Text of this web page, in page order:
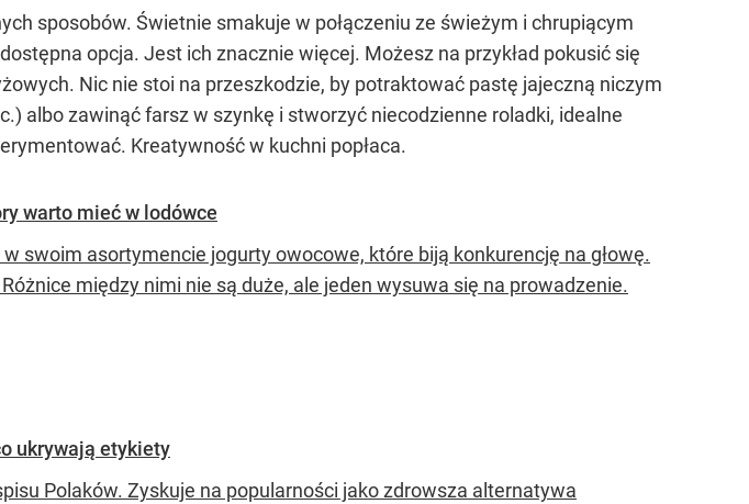
sposobów. Świetnie smakuje w połączeniu ze świeżym i chrupiącym
opcja. Jest ich znacznie więcej. Możesz na przykład pokusić się
Nic nie stoi na przeszkodzie, by potraktować pastę jajeczną niczym
albo zawinąć farsz w szynkę i stworzyć niecodzienne roladki, idealne
Kreatywność w kuchni popłaca.
warto mieć w lodówce
swoim asortymencie jogurty owocowe, które biją konkurencję na głowę.
między nimi nie są duże, ale jeden wysuwa się na prowadzenie.
ukrywają etykiety
Polaków. Zyskuje na popularności jako zdrowsza alternatywa